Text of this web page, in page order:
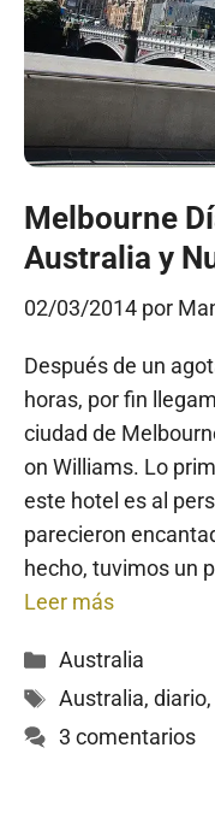
Melbourne
Australia y
02/03/2014 por
Después de un
horas, por fin
ciudad de
on Williams. Lo
este hotel es al
parecieron
hecho, tuvimos un
Leer más
Categorías
Australia
Etiquetas
Australia, diario,
3 comentarios